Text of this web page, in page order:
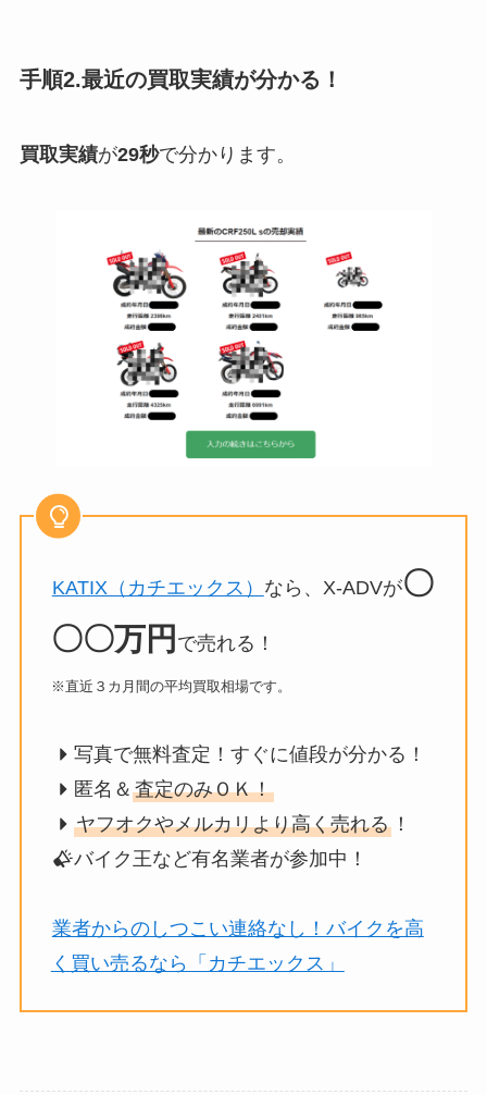
手順2.最近の買取実績が分かる！
買取実績が29秒で分かります。
KATIX（カチエックス） なら、X-ADVが〇
〇〇万円 で売れる！
※直近３カ月間の平均買取相場です。
写真で無料査定！すぐに値段が分かる！
匿名＆査定のみＯＫ！
ヤフオクやメルカリより高く売れる ！
バイク王など有名業者が参加中！
業者からのしつこい連絡なし！バイクを高
く買い売るなら「カチエックス」